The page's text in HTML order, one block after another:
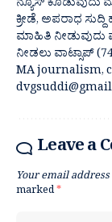
ನ್ಯೂಸ್ ಕೊಡುವುದು
ಕ್ರೀಡೆ, ಅಪರಾಧ
ಮಾಹಿತಿ ನೀಡುವುದು
ನೀಡಲು ವಾಟ್ಸಾಪ್
MA journalism,
Leave a
Your email
marked*